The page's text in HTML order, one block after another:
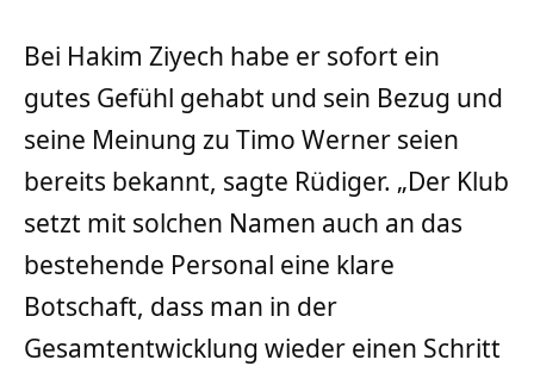
Bei Hakim Ziyech habe er sofort ein
gutes Gefühl gehabt und sein Bezug und
seine Meinung zu Timo Werner seien
bereits bekannt, sagte Rüdiger. „Der Klub
setzt mit solchen Namen auch an das
bestehende Personal eine klare
Botschaft, dass man in der
Gesamtentwicklung wieder einen Schritt